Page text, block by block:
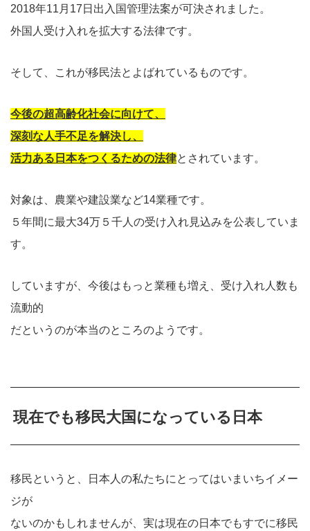
2018年11月17日出入国管理法案が可決されました。
外国人受け入れを拡大する法律です。
そして、これが移民法とよばれているものです。
今後の超高齢化社会に向けて、
深刻な人手不足を解決し、
活力ある日本をつくるための法律とされています。
対象は、農業や建設業など14業種です。
５年間に最大34万５千人の受け入れ見込みを公表していま
す。
していますが、今後はもっと業種も増え、受け入れ人数も
流動的
だというのが本当のところのようです。
現在でも移民大国になっている日本
移民というと、日本人の私たちにとってはいまいちイメー
ジが
ないのかもしれませんが、実は現在の日本でもすでに移民